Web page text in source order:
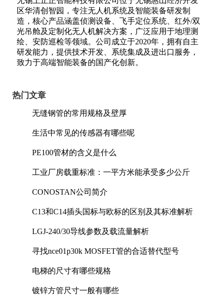
区华清创智园，专注无人机系统及智能装备研发制
造，核心产品涵盖侦测设备、飞手定位系统、红外/双
光吊舱及定制化无人机解决方案，广泛应用于地理测
绘、安防巡检等领域。公司成立于2020年，拥有自主
研发能力，提供技术开发、系统集成及进出口服务，
致力于高端智能装备的国产化创新。
热门文章
无缝钢管的常用规格及壁厚
生活中常见的传感器有哪些呢
PE100管材的含义是什么
工业厂房载重标准：一平方米能承受多少公斤
CONOSTAN公司简介
C13和C14插头国标与欧标的区别及其标准解析
LGJ-240/30导线参数及载流量解析
寻找nce01p30k MOSFET管的合适替代型号
电梯的尺寸有哪些规格
镀锌方管尺寸一般有哪些